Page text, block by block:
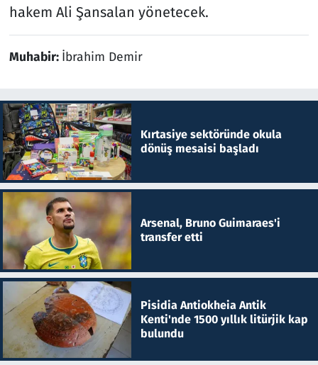
hakem Ali Şansalan yönetecek.
Muhabir: İbrahim Demir
Kırtasiye sektöründe okula
dönüş mesaisi başladı
Arsenal, Bruno Guimaraes'i
transfer etti
Pisidia Antiokheia Antik
Kenti'nde 1500 yıllık litürjik kap
bulundu